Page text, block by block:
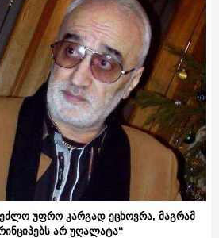
უფრო კარგად ეცხოვრა, მაგრამ
არ უღალატა“